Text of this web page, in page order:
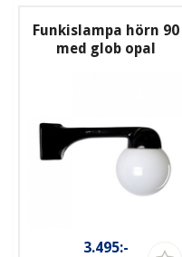
Funkislampa hörn 90
med glob opal
3.495:-